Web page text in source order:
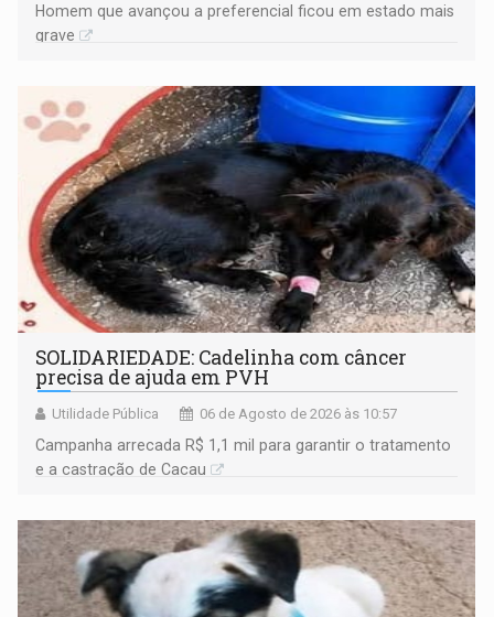
Homem que avançou a preferencial ficou em estado mais
grave
SOLIDARIEDADE: Cadelinha com câncer
precisa de ajuda em PVH
Utilidade Pública 06 de Agosto de 2026 às 10:57
Campanha arrecada R$ 1,1 mil para garantir o tratamento
e a castração de Cacau